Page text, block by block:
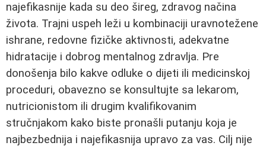
najefikasnije kada su deo šireg, zdravog načina
života. Trajni uspeh leži u kombinaciji uravnotežene
ishrane, redovne fizičke aktivnosti, adekvatne
hidratacije i dobrog mentalnog zdravlja. Pre
donošenja bilo kakve odluke o dijeti ili medicinskoj
proceduri, obavezno se konsultujte sa lekarom,
nutricionistom ili drugim kvalifikovanim
stručnjakom kako biste pronašli putanju koja je
najbezbednija i najefikasnija upravo za vas. Cilj nije